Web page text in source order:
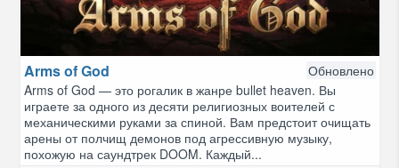
Arms of God
Обновлено
Arms of God — это рогалик в жанре bullet heaven. Вы
играете за одного из десяти религиозных воителей с
механическими руками за спиной. Вам предстоит очищать
арены от полчищ демонов под агрессивную музыку,
похожую на саундтрек DOOM. Каждый...